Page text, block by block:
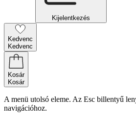
Kijelentkezés
Kedvenc
Kedvenc
Kosár
Kosár
A menü utolsó eleme. Az Esc billentyű
navigációhoz.